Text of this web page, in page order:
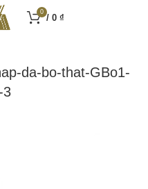
0
/ 0 ₫
da-bo-that-GBo1-
3